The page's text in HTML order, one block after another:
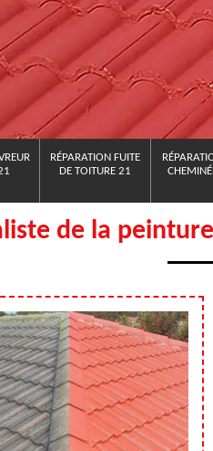
RÉPARATION FUITE
DE TOITURE 21
de la